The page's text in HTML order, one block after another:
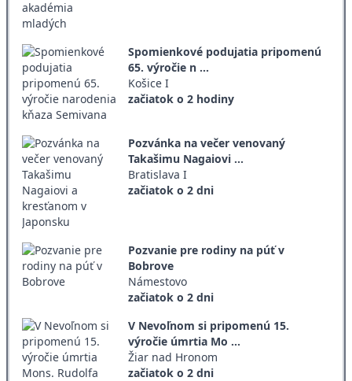
Spomienkové podujatia pripomenú
65. výročie n ...
Košice I
začiatok o 2 hodiny
Pozvánka na večer venovaný
Takašimu Nagaiovi ...
Bratislava I
začiatok o 2 dni
Pozvanie pre rodiny na púť v
Bobrove
Námestovo
začiatok o 2 dni
V Nevoľnom si pripomenú 15.
výročie úmrtia Mo ...
Žiar nad Hronom
začiatok o 2 dni